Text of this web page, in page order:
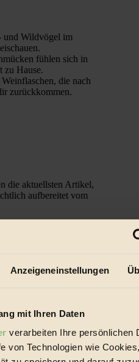
Anzeigeneinstellungen
mit Ihren Daten
verarbeiten Ihre persönlichen
von Technologien wie
und Wildvögel im
fühlen sich in
zu Hause.
die nach
zurückkommen.
die aktuellsten Artikel,
aufbereitet vom